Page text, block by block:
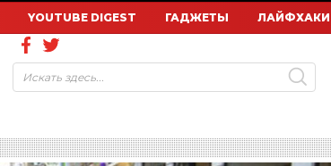
YOUTUBE DIGEST ГАДЖЕТЫ ЛАЙФХАКИ